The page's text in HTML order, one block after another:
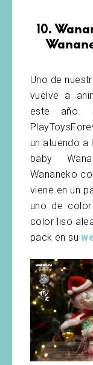
10.
Uno de
vuelve a
este año.
un atuendo a
baby
Wananeko
viene en un
uno de
color liso
pack en su